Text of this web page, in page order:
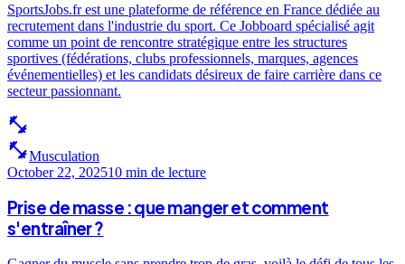
SportsJobs.fr est une plateforme de référence en France dédiée au
recrutement dans l'industrie du sport. Ce Jobboard spécialisé agit
comme un point de rencontre stratégique entre les structures
sportives (fédérations, clubs professionnels, marques, agences
événementielles) et les candidats désireux de faire carrière dans ce
secteur passionnant.
fitness_center
fitness_centerMusculation
October 22, 202510 min de lecture
Prise de masse : que manger et comment
s'entraîner ?